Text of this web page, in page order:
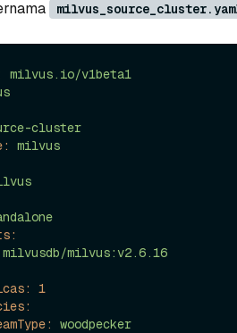
milvus.io/v1beta1
cluster
milvus
milvusdb/milvus:v2.6.16
1
woodpecker